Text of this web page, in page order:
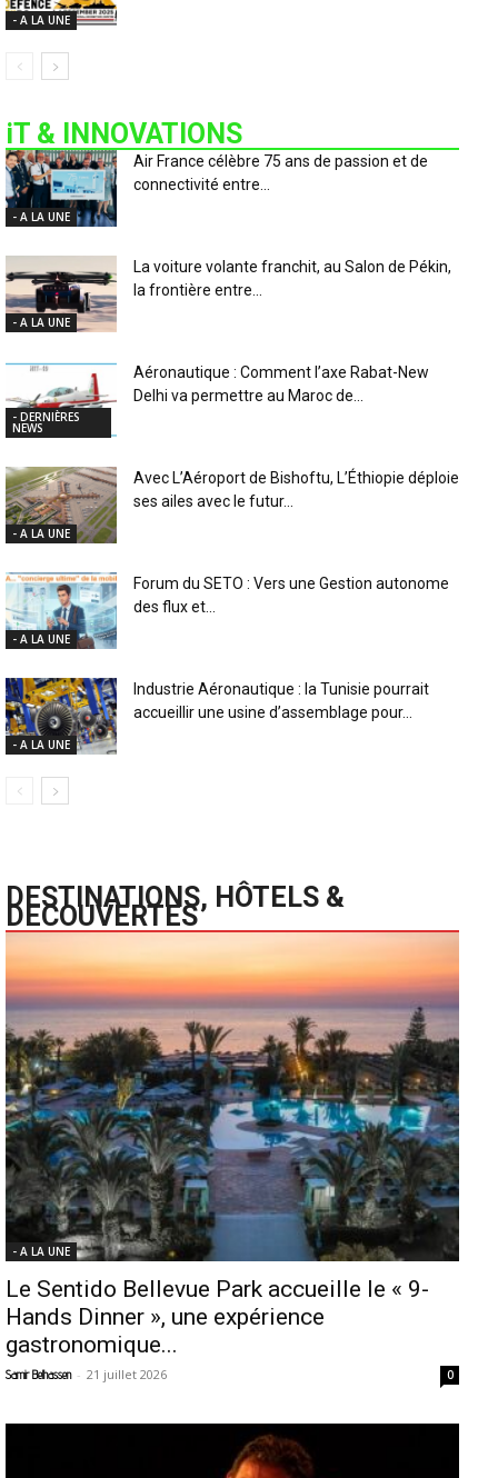
- A LA UNE
iT & INNOVATIONS
- A LA UNE
Air France célèbre 75 ans de passion et de
connectivité entre...
- A LA UNE
La voiture volante franchit, au Salon de Pékin,
la frontière entre...
- DERNIÈRES
NEWS
Aéronautique : Comment l’axe Rabat-New
Delhi va permettre au Maroc de...
- A LA UNE
Avec L’Aéroport de Bishoftu, L’Éthiopie déploie
ses ailes avec le futur...
- A LA UNE
Forum du SETO : Vers une Gestion autonome
des flux et...
- A LA UNE
Industrie Aéronautique : la Tunisie pourrait
accueillir une usine d’assemblage pour...
DESTINATIONS, HÔTELS &
DECOUVERTES
- A LA UNE
Le Sentido Bellevue Park accueille le « 9-
Hands Dinner », une expérience
gastronomique...
Samir Belhassen - 21 juillet 2026 0